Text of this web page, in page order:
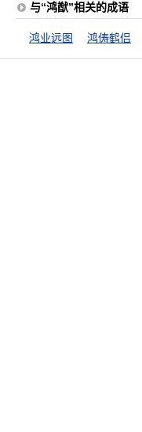
与“鸿猷”相关的成语
鸿业远图 鸿俦鹤侣